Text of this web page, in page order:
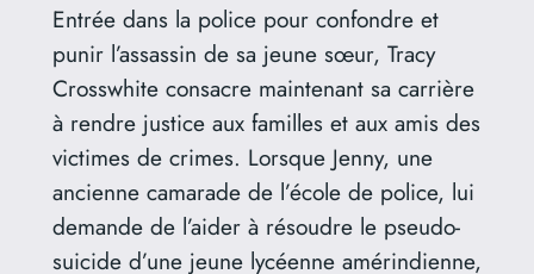
Entrée dans la police pour confondre et
punir l’assassin de sa jeune sœur, Tracy
Crosswhite consacre maintenant sa carrière
à rendre justice aux familles et aux amis des
victimes de crimes. Lorsque Jenny, une
ancienne camarade de l’école de police, lui
demande de l’aider à résoudre le pseudo-
suicide d’une jeune lycéenne amérindienne,